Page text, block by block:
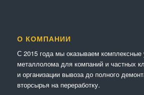
О КОМПАНИИ
С 2015 года мы оказываем комплексные
металлолома для компаний и частных
и организации вывоза до полного
вторсырья на переработку.